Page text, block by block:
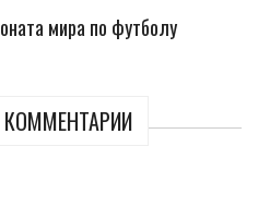
мира по футболу